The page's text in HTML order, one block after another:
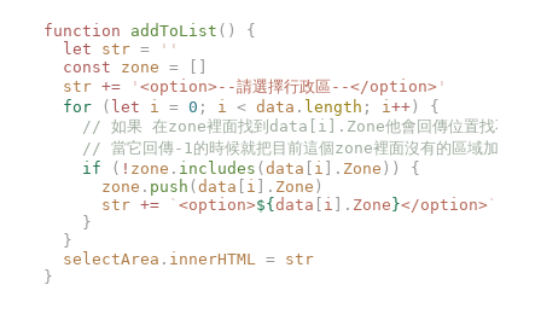
function addToList ()
  let
str =
  const
zone =
  str
+= ' <option>--請選擇行政區--</option>
  for
( let i = 0 ; i < data . length ; i ++)
    if
( ! zone . includes (data [ i ]. Zone ))
      zone
. push (data [ i ]. Zone
      str
+= ` <option>${data [ i ]. Zone}</option>
  selectArea
. innerHTML =